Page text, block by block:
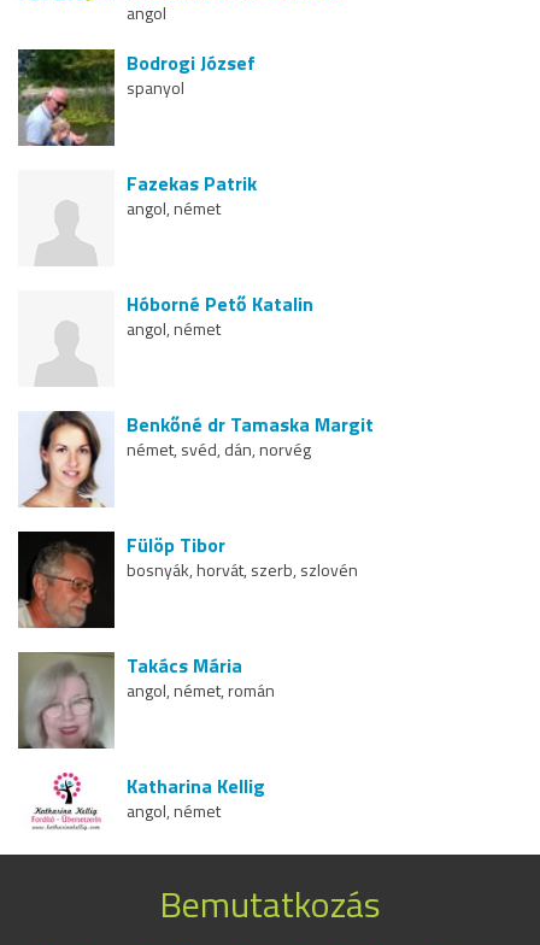
angol
Bodrogi József
spanyol
Fazekas Patrik
angol, német
Hóborné Pető Katalin
angol, német
Benkőné dr Tamaska Margit
német, svéd, dán, norvég
Fülöp Tibor
bosnyák, horvát, szerb, szlovén
Takács Mária
angol, német, román
Katharina Kellig
angol, német
Bemutatkozás